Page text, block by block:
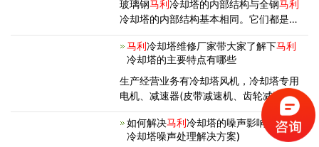
玻璃钢马利冷却塔的内部结构与全钢马利
冷却塔的内部结构基本相同。它们都是循
环水系统必不可少的冷却设备。它们的原
理基本相同。从马利冷却塔的形状可分为
圆形马利冷却塔和方形马利
上可分为开式马利冷却塔
马利冷却塔维修厂家带大家了解下马利
冷却塔的主要特点有哪些
生产经营业务有冷却塔风机，冷却塔专用
电机、减速器(皮带减速机、齿轮减速
机）、皮带轮、布水器及风机和各种冷却
塔配件等产品同时能为客户定制非标冷却
塔配件产品。同时生产经销
、新菱、
如何解决马利冷却塔的噪声影响(有效的
冷却塔噪声处理解决方案)